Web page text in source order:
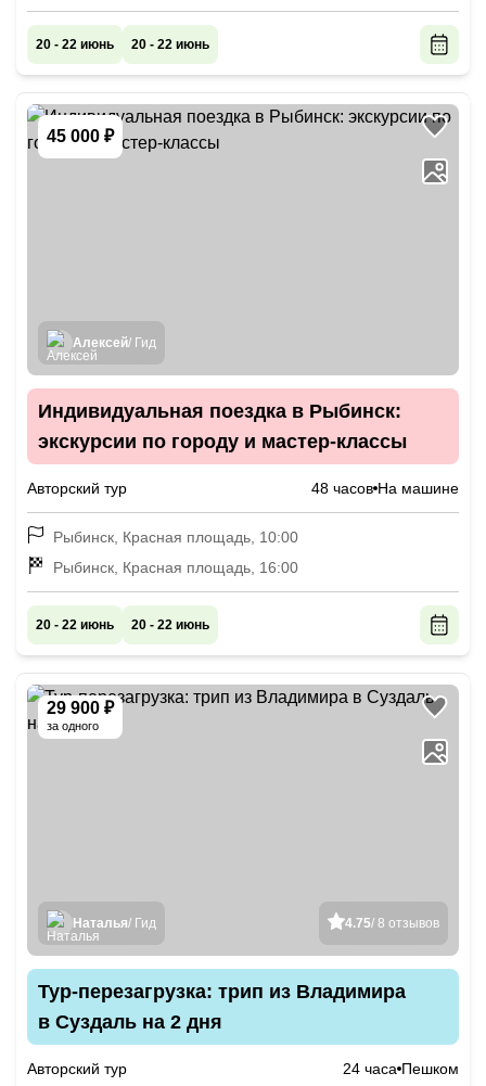
20 - 22 июнь 20 - 22 июнь
45 000 ₽
Алексей/ Гид
Индивидуальная поездка в Рыбинск:
экскурсии по городу и мастер-классы
Авторский тур 48 часов На машине
Рыбинск, Красная площадь, 10:00
Рыбинск, Красная площадь, 16:00
20 - 22 июнь 20 - 22 июнь
29 900 ₽
за одного
4.75/ 8 отзывов
Наталья/ Гид
Тур-перезагрузка: трип из Владимира
в Суздаль на 2 дня
Авторский тур 24 часа Пешком